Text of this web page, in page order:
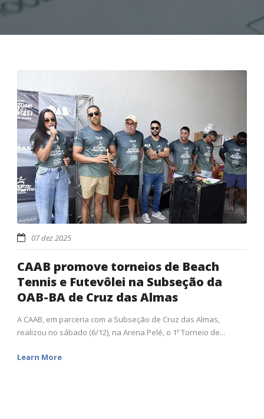
07 dez 2025
CAAB promove torneios de Beach
Tennis e Futevôlei na Subseção da
OAB-BA de Cruz das Almas
A CAAB, em parceria com a Subseção de Cruz das Almas,
realizou no sábado (6/12), na Arena Pelé, o 1º Torneio de...
Learn More